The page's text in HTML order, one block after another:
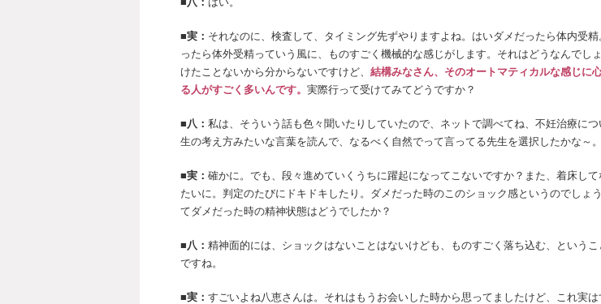
■実： それなのに、検査して、タイミング先ずやりますよね。はいダメだったら体内受
ったら体外受精っていう風に、ものすごく機械的な感じがします。それはどうなんでし
けたことないから分からないですけど、 結構みなさん、そのオートマティカルな感じに
る人がすごく多いんです。 実際行って受けてみてどうですか？
■八： 私は、そういう話も色々聞いたりしていたので、ネットで調べてね、不妊治療に
生の考え方みたいな言葉を読んで、なるべく自然でって言ってる先生を選択したかな～。
■実： 確かに。でも、段々進めていくうちに躍起になってこないですか？また、着床し
たいに。判定のたびにドキドキしたり。ダメだった時のこのショック感というのでしょ
てダメだった時の精神状態はどうでしたか？
■八： 精神面的には、ショックはないことはないけども、ものすごく落ち込む、という
ですね。
■実： すごいよね八恵さんは。それはもうお会いした時から思ってましたけど、これ実